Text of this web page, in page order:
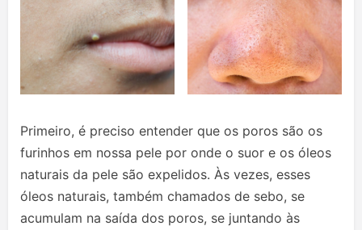
Primeiro, é preciso entender que os poros são os
furinhos em nossa pele por onde o suor e os óleos
naturais da pele são expelidos. Às vezes, esses
óleos naturais, também chamados de sebo, se
acumulam na saída dos poros, se juntando às